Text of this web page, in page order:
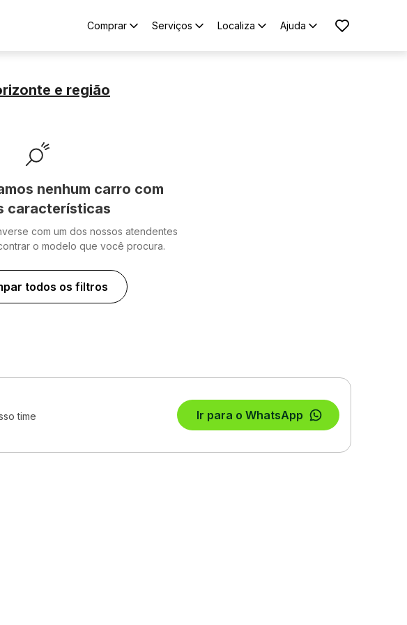
Comprar Serviços Localiza Ajuda
e região
nenhum carro com
características
com um dos nossos atendentes
o modelo que você procura.
todos os filtros
time
Ir para o WhatsApp